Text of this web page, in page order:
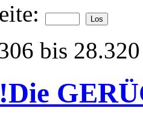
bis